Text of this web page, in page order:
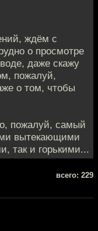
ждём с
о просмотре
даже скажу
пожалуй,
о том, чтобы
пожалуй, самый
вытекающими
так и горькими...
всего: 229